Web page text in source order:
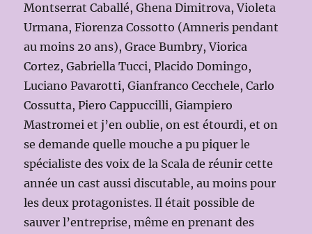
Montserrat Caballé, Ghena Dimitrova, Violeta
Urmana, Fiorenza Cossotto (Amneris pendant
au moins 20 ans), Grace Bumbry, Viorica
Cortez, Gabriella Tucci, Placido Domingo,
Luciano Pavarotti, Gianfranco Cecchele, Carlo
Cossutta, Piero Cappuccilli, Giampiero
Mastromei et j’en oublie, on est étourdi, et on
se demande quelle mouche a pu piquer le
spécialiste des voix de la Scala de réunir cette
année un cast aussi discutable, au moins pour
les deux protagonistes. Il était possible de
sauver l’entreprise, même en prenant des